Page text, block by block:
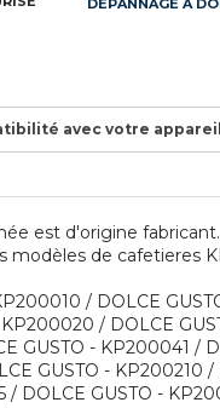
DÉPANNAGE À
avec votre appareil
est d'origine fabricant.
modèles de cafetieres
/ DOLCE
/ DOLCE
GUSTO - KP200041 /
GUSTO - KP200210 /
/ DOLCE GUSTO -